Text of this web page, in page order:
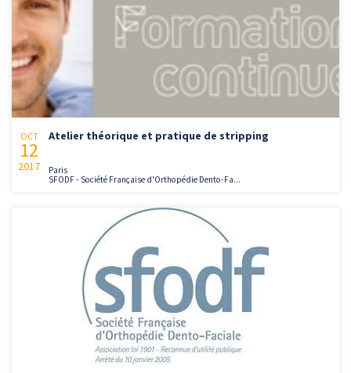
OCT
12
2017
Atelier théorique et pratique de stripping
Paris
SFODF - Société Française d'Orthopédie Dento-Fa...